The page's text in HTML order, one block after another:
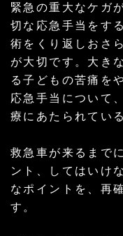
緊急の重大なケガ
切な応急手当をす
術をくり返しおさ
が大切です。大き
る子どもの苦痛を
応急手当について
療にあたられてい
救急車が来るまで
ント、してはいけ
なポイントを、再
す。